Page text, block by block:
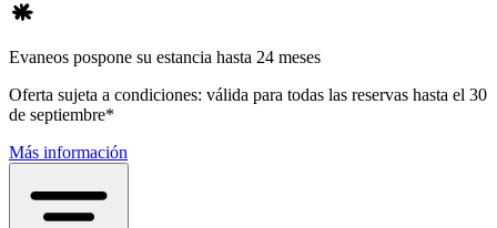
Evaneos pospone su estancia hasta 24 meses
Oferta sujeta a condiciones: válida para todas las reservas hasta el 30
de septiembre*
Más información